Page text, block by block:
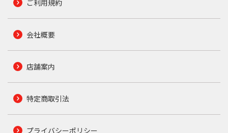
ご利用規約
会社概要
店舗案内
特定商取引法
プライバシーポリシー